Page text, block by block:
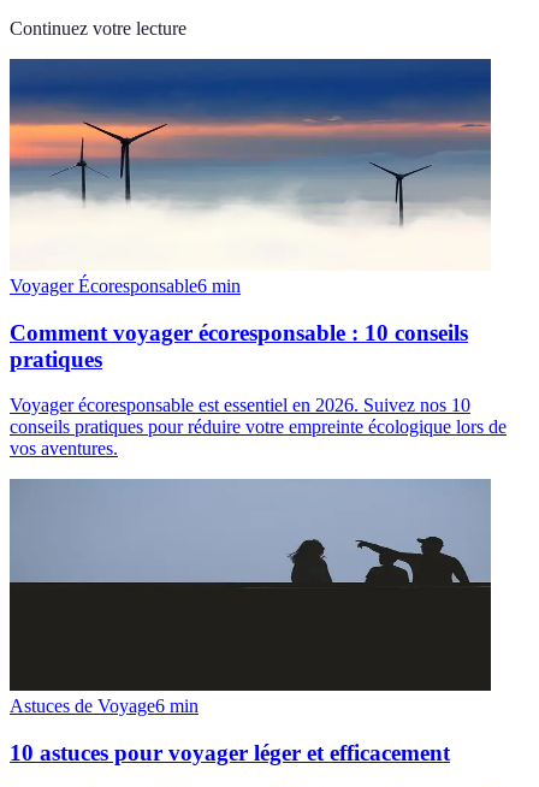
Continuez votre lecture
Voyager Écoresponsable6 min
Comment voyager écoresponsable : 10 conseils
pratiques
Voyager écoresponsable est essentiel en 2026. Suivez nos 10
conseils pratiques pour réduire votre empreinte écologique lors de
vos aventures.
Astuces de Voyage6 min
10 astuces pour voyager léger et efficacement